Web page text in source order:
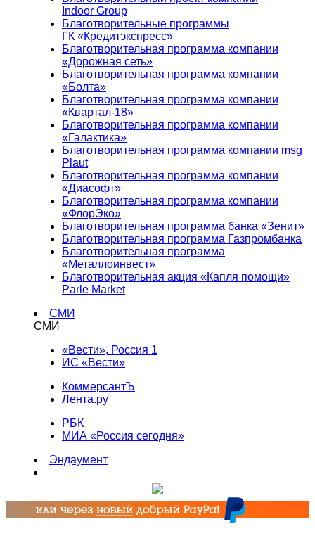
Indoor Group
Благотворительные программы
ГК «Кредитэкспресс»
Благотворительная программа компании
«Дорожная сеть»
Благотворительная программа компании
«Болта»
Благотворительная программа компании
«Квартал-18»
Благотворительная программа компании
«Галактика»
Благотворительная программа компании msg
Plaut
Благотворительная программа компании
«Диасофт»
Благотворительная программа компании
«ФлорЭко»
Благотворительная программа банка «Зенит»
Благотворительная программа Газпромбанка
Благотворительная программа
«Металлоинвест»
Благотворительная акция «Капля помощи»
Parle Market
СМИ
СМИ
«Вести», Россия 1
ИС «Вести»
КоммерсантЪ
Лента.ру
РБК
МИА «Россия сегодня»
Эндаумент